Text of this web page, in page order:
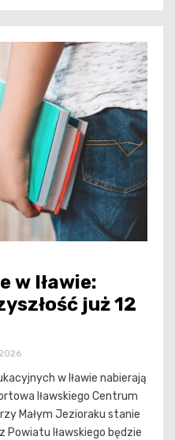
w Iławie:
już 12
w Iławie nabierają
Iławskiego Centrum
Małym Jezioraku stanie
Powiatu Iławskiego będzie